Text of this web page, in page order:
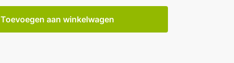
Toevoegen aan winkelwagen